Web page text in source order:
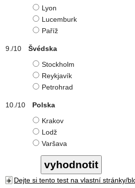
Lyon
Lucemburk
Paříž
Švédska
Stockholm
Reykjavík
Petrohrad
Polska
Krakov
Lodž
Varšava
Dejte si tento test na vlastní stránky/